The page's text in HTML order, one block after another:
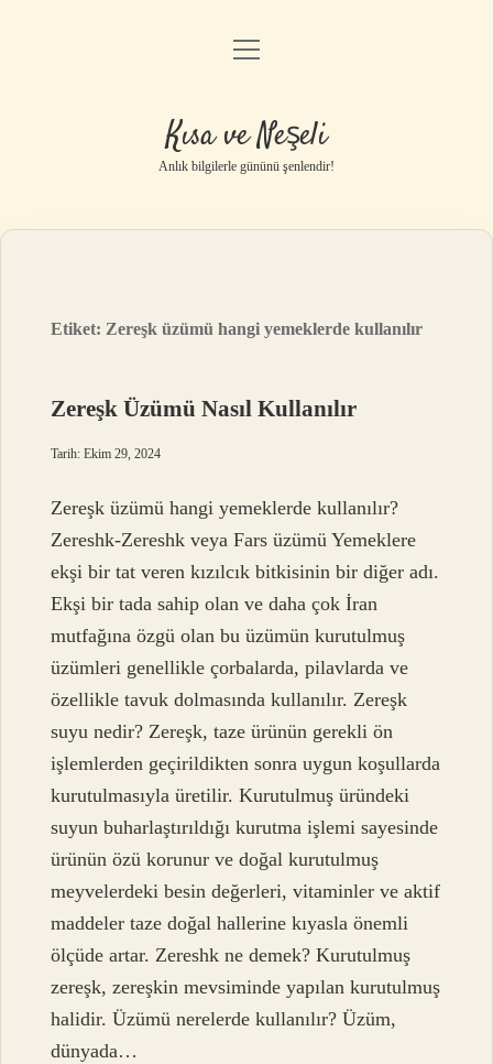
Anasayfa
Yasal Uyarı
menüyü
Kısa ve Neşeli
Anlık bilgilerle gününü şenlendir!
Etiket: Zereşk üzümü hangi yemeklerde kullanılır
Zereşk Üzümü Nasıl Kullanılır
Tarih: Ekim 29, 2024
Zereşk üzümü hangi yemeklerde kullanılır?
Zereshk-Zereshk veya Fars üzümü Yemeklere
ekşi bir tat veren kızılcık bitkisinin bir diğer adı.
Ekşi bir tada sahip olan ve daha çok İran
mutfağına özgü olan bu üzümün kurutulmuş
üzümleri genellikle çorbalarda, pilavlarda ve
özellikle tavuk dolmasında kullanılır. Zereşk
suyu nedir? Zereşk, taze ürünün gerekli ön
işlemlerden geçirildikten sonra uygun koşullarda
kurutulmasıyla üretilir. Kurutulmuş üründeki
suyun buharlaştırıldığı kurutma işlemi sayesinde
ürünün özü korunur ve doğal kurutulmuş
meyvelerdeki besin değerleri, vitaminler ve aktif
maddeler taze doğal hallerine kıyasla önemli
ölçüde artar. Zereshk ne demek? Kurutulmuş
zereşk, zereşkin mevsiminde yapılan kurutulmuş
halidir. Üzümü nerelerde kullanılır? Üzüm,
dünyada…